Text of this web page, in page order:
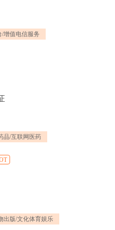
/增值电信服务
品/互联网医药
出版/文化体育娱乐